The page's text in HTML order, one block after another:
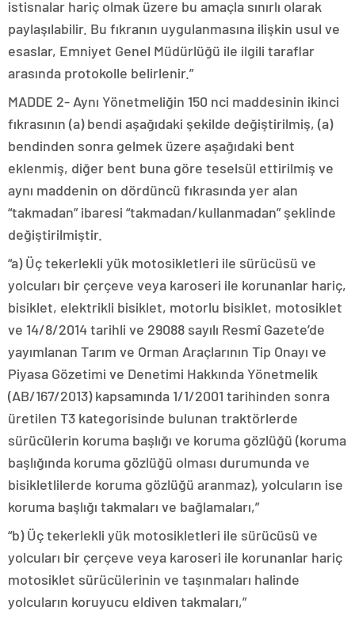
istisnalar hariç olmak üzere bu amaçla sınırlı olarak
paylaşılabilir. Bu fıkranın uygulanmasına ilişkin usul ve
esaslar, Emniyet Genel Müdürlüğü ile ilgili taraflar
arasında protokolle belirlenir.”
MADDE 2- Aynı Yönetmeliğin 150 nci maddesinin ikinci
fıkrasının (a) bendi aşağıdaki şekilde değiştirilmiş, (a)
bendinden sonra gelmek üzere aşağıdaki bent
eklenmiş, diğer bent buna göre teselsül ettirilmiş ve
aynı maddenin on dördüncü fıkrasında yer alan
“takmadan” ibaresi “takmadan/kullanmadan” şeklinde
değiştirilmiştir.
“a) Üç tekerlekli yük motosikletleri ile sürücüsü ve
yolcuları bir çerçeve veya karoseri ile korunanlar hariç,
bisiklet, elektrikli bisiklet, motorlu bisiklet, motosiklet
ve 14/8/2014 tarihli ve 29088 sayılı Resmî Gazete’de
yayımlanan Tarım ve Orman Araçlarının Tip Onayı ve
Piyasa Gözetimi ve Denetimi Hakkında Yönetmelik
(AB/167/2013) kapsamında 1/1/2001 tarihinden sonra
üretilen T3 kategorisinde bulunan traktörlerde
sürücülerin koruma başlığı ve koruma gözlüğü (koruma
başlığında koruma gözlüğü olması durumunda ve
bisikletlilerde koruma gözlüğü aranmaz), yolcuların ise
koruma başlığı takmaları ve bağlamaları,”
“b) Üç tekerlekli yük motosikletleri ile sürücüsü ve
yolcuları bir çerçeve veya karoseri ile korunanlar hariç
motosiklet sürücülerinin ve taşınmaları halinde
yolcuların koruyucu eldiven takmaları,”